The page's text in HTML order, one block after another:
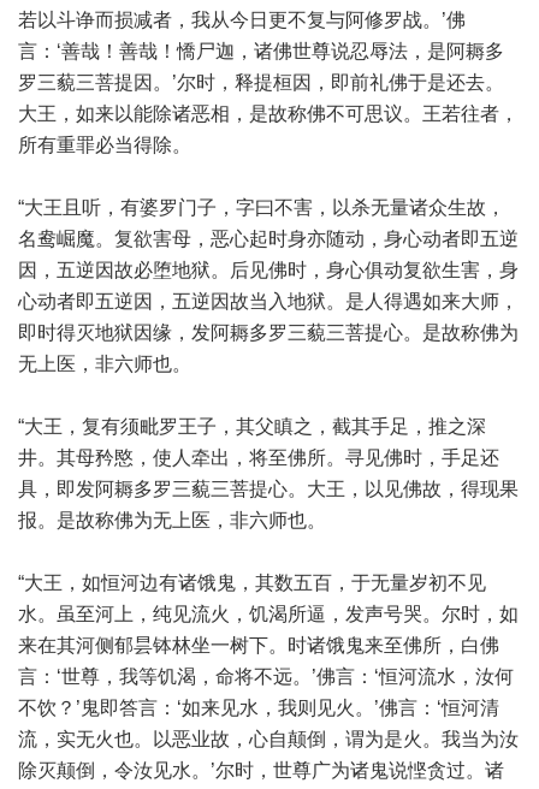
若以斗诤而损减者，我从今日更不复与阿修罗战。’佛
言：‘善哉！善哉！憍尸迦，诸佛世尊说忍辱法，是阿耨多
罗三藐三菩提因。’尔时，释提桓因，即前礼佛于是还去。
大王，如来以能除诸恶相，是故称佛不可思议。王若往者，
所有重罪必当得除。
“大王且听，有婆罗门子，字曰不害，以杀无量诸众生故，
名鸯崛魔。复欲害母，恶心起时身亦随动，身心动者即五逆
因，五逆因故必堕地狱。后见佛时，身心俱动复欲生害，身
心动者即五逆因，五逆因故当入地狱。是人得遇如来大师，
即时得灭地狱因缘，发阿耨多罗三藐三菩提心。是故称佛为
无上医，非六师也。
“大王，复有须毗罗王子，其父瞋之，截其手足，推之深
井。其母矜愍，使人牵出，将至佛所。寻见佛时，手足还
具，即发阿耨多罗三藐三菩提心。大王，以见佛故，得现果
报。是故称佛为无上医，非六师也。
“大王，如恒河边有诸饿鬼，其数五百，于无量岁初不见
水。虽至河上，纯见流火，饥渴所逼，发声号哭。尔时，如
来在其河侧郁昙钵林坐一树下。时诸饿鬼来至佛所，白佛
言：‘世尊，我等饥渴，命将不远。’佛言：‘恒河流水，汝何
不饮？’鬼即答言：‘如来见水，我则见火。’佛言：‘恒河清
流，实无火也。以恶业故，心自颠倒，谓为是火。我当为汝
除灭颠倒，令汝见水。’尔时，世尊广为诸鬼说悭贪过。诸